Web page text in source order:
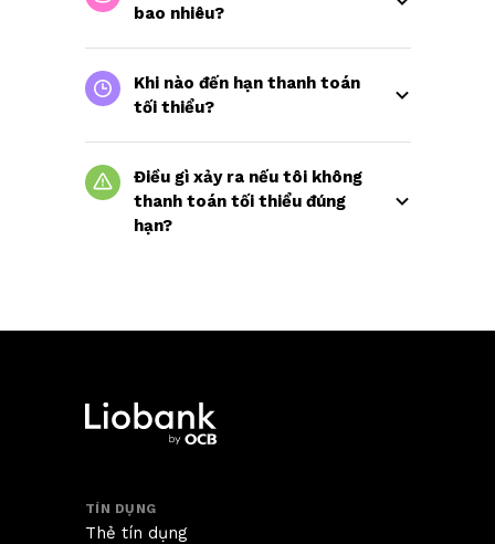
bao nhiêu?
Khi nào đến hạn thanh toán
tối thiểu?
Điều gì xảy ra nếu tôi không
thanh toán tối thiểu đúng
hạn?
TÍN DỤNG
Thẻ tín dụng